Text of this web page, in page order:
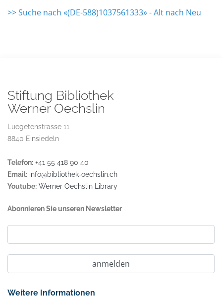
>> Suche nach «(DE-588)1037561333» - Alt nach Neu
Stiftung Bibliothek
Werner Oechslin
Luegetenstrasse 11
8840 Einsiedeln
Telefon: +41 55 418 90 40
Email: info@bibliothek-oechslin.ch
Youtube: Werner Oechslin Library
Abonnieren Sie unseren Newsletter
Weitere Informationen